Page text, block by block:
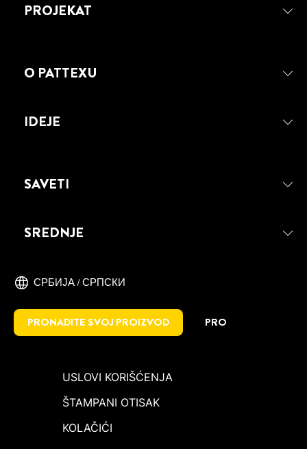
PROJEKAT
O PATTEXU
IDEJE
SAVETI
SREDNJE
СРБИЈА / СРПСКИ
PRONAĐITE SVOJ PROIZVOD PRO
USLOVI KORIŠĆENJA
ŠTAMPANI OTISAK
KOLAČIĆI